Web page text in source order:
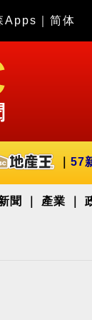
Apps 简体
57
聞 產業